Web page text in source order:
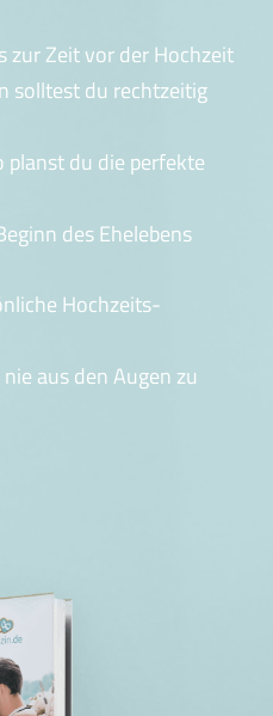
zur Zeit vor der Hochzeit
solltest du rechtzeitig
planst du die perfekte
des Ehelebens
Hochzeits-
aus den Augen zu